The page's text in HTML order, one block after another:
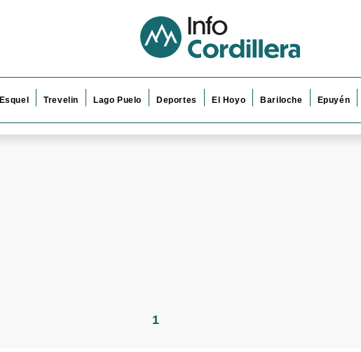
Esquel Trevelin Lago Puelo Deportes El Hoyo Bariloche Epuyén
1